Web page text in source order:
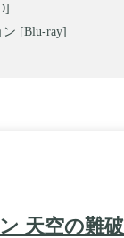
[Blu-ray]
天空の難破